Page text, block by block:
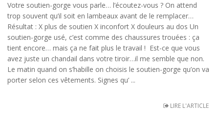
Votre soutien-gorge vous parle… l’écoutez-vous ? On attend
trop souvent qu’il soit en lambeaux avant de le remplacer…
Résultat : X plus de soutien X inconfort X douleurs au dos Un
soutien-gorge usé, c’est comme des chaussures trouées : ça
tient encore… mais ça ne fait plus le travail ! Est-ce que vous
avez juste un chandail dans votre tiroir…il me semble que non.
Le matin quand on s’habille on choisis le soutien-gorge qu’on va
porter selon ces vêtements. Signes qu’ ...
LIRE L'ARTICLE